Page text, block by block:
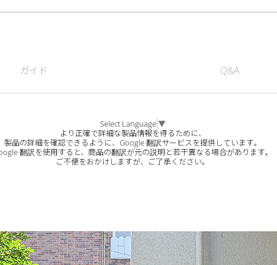
ガイド Q&A
Select Language▼
より正確で詳細な製品情報を得るために、
製品の詳細を確認できるように、Google 翻訳サービスを提供しています。
翻訳を使用すると、商品の翻訳が元の説明と若干異なる場合があります。
ご不便をおかけしますが、ご了承ください。